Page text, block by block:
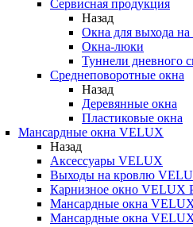
Сервисная продукция
Назад
Окна для выхода
Окна-люки
Туннели дневного
Среднеповоротные окна
Назад
Деревянные окна
Пластиковые окна
Мансардные окна VELUX
Назад
Аксессуары VELUX
Выходы на кровлю
Карнизное окно VELUX
Мансардные окна
Мансардные окна